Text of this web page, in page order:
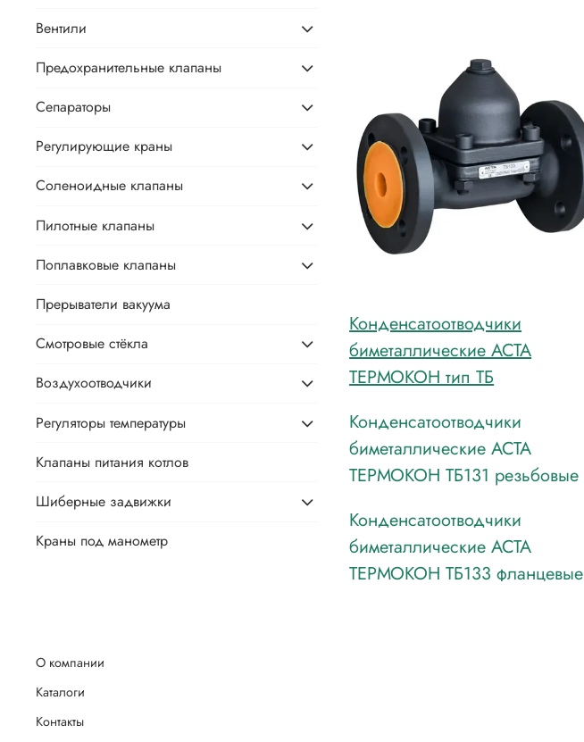
Конденсатоотводчики
биметаллические АСТА
ТЕРМОКОН тип ТБ
Конденсатоотводчики
биметаллические АСТА
ТЕРМОКОН ТБ131 резьбовые
Конденсатоотводчики
биметаллические АСТА
ТЕРМОКОН ТБ133 фланцевые
Вентили
Предохранительные клапаны
Сепараторы
Регулирующие краны
Соленоидные клапаны
Пилотные клапаны
Поплавковые клапаны
Прерыватели вакуума
Смотровые стёкла
Воздухоотводчики
Регуляторы температуры
Клапаны питания котлов
Шиберные задвижки
Краны под манометр
О компании
Каталоги
Контакты